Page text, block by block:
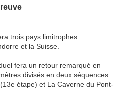
trois pays limitrophes :
et la Suisse.
fera un retour remarqué en
divisés en deux séquences :
étape) et La Caverne du Pont-